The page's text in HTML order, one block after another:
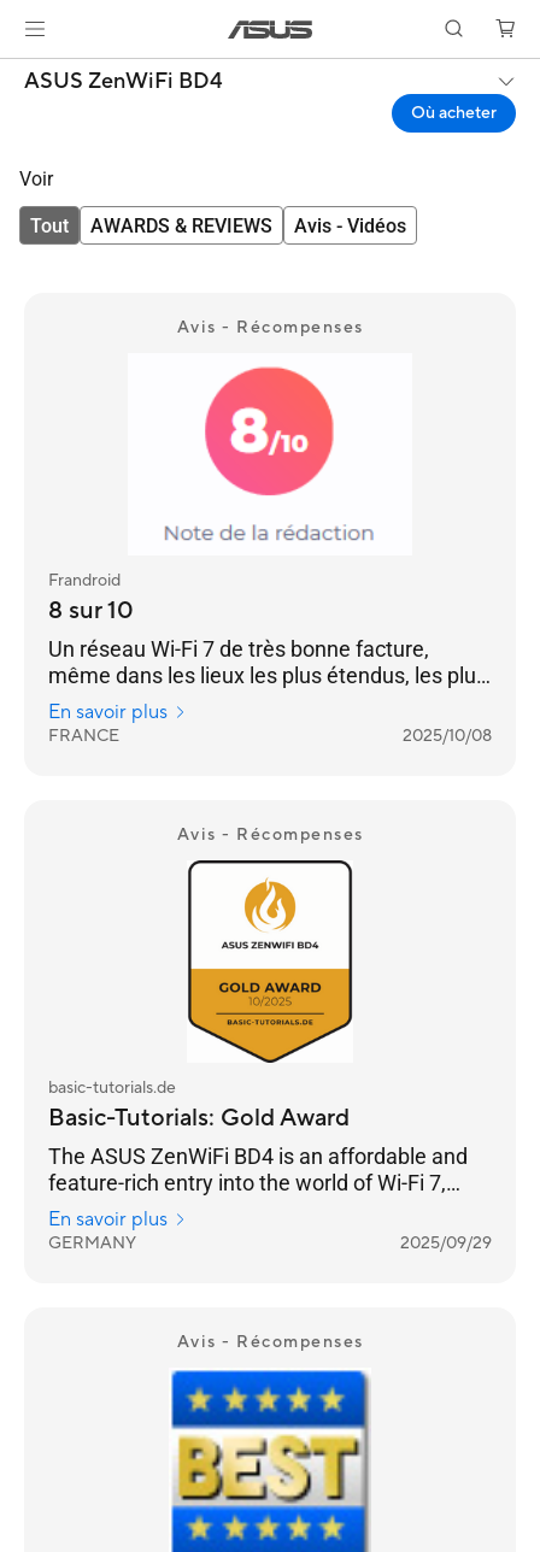
ASUS ZenWiFi BD4
Où acheter
Voir
Tout AWARDS & REVIEWS Avis - Vidéos
Avis - Récompenses
Frandroid
8 sur 10
Un réseau Wi-Fi 7 de très bonne facture,
même dans les lieux les plus étendus, les plus
« accidentés » : aucune zone « blanche » ne lui
résiste. [...] un design très bien pensé de ses
En savoir plus
FRANCE 2025/10/08
Avis - Récompenses
basic-tutorials.de
Basic-Tutorials: Gold Award
The ASUS ZenWiFi BD4 is an affordable and
feature-rich entry into the world of Wi-Fi 7,
offering solid coverage and a host of
impressive features.
En savoir plus
GERMANY 2025/09/29
Avis - Récompenses